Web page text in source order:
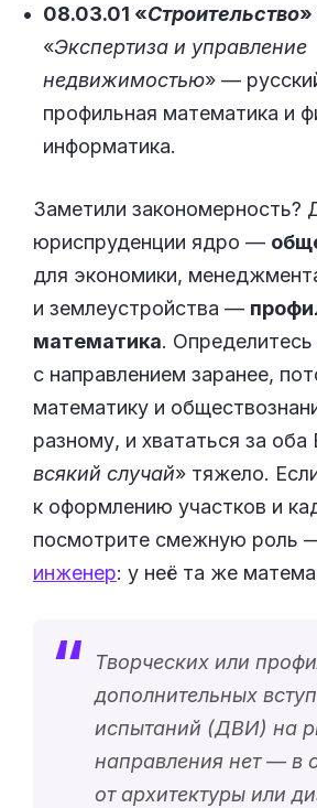
08.03.01 «Строительство»
«Экспертиза и управление
недвижимостью» —
профильная математика и
информатика.
Заметили закономерность?
юриспруденции ядро —
для экономики,
и землеустройства —
математика. Определитесь
с направлением заранее,
математику и
разному, и хвататься за оба
всякий случай» тяжело.
к оформлению участков и
посмотрите смежную роль
инженер: у неё та же
Творческих или
дополнительных
испытаний (ДВИ) на
направления нет — в
от архитектуры или